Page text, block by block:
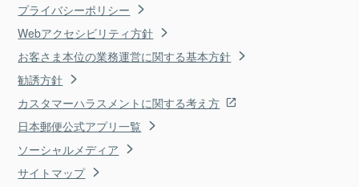
プライバシーポリシー
Webアクセシビリティ方針
お客さま本位の業務運営に関する基本方針
勧誘方針
カスタマーハラスメントに関する考え方
日本郵便公式アプリ一覧
ソーシャルメディア
サイトマップ